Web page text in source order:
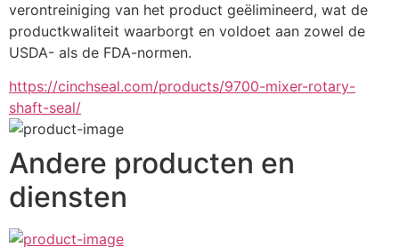
verontreiniging van het product geëlimineerd, wat de
productkwaliteit waarborgt en voldoet aan zowel de
USDA- als de FDA-normen.
https://cinchseal.com/products/9700-mixer-rotary-
shaft-seal/
Andere producten en
diensten